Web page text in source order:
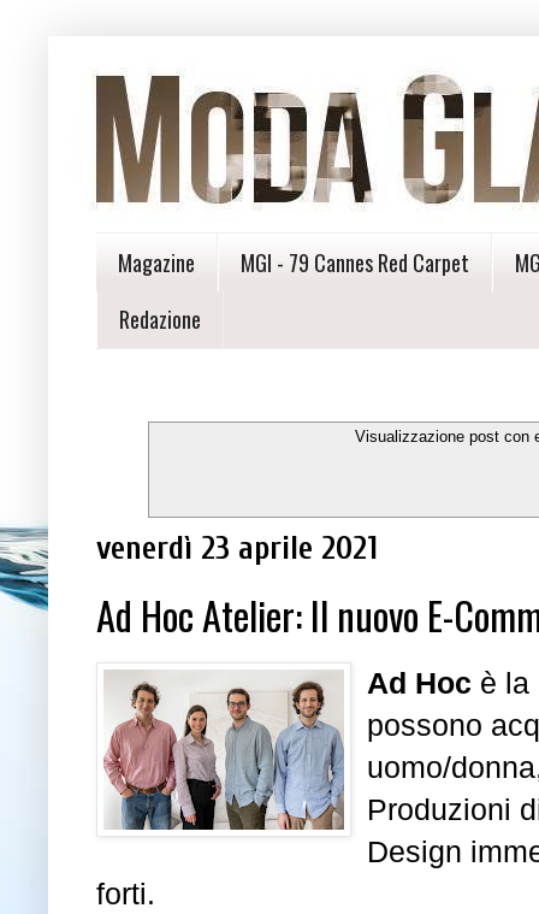
Magazine MGI - 79 Cannes Red Carpet
Redazione
Visualizzazione post con
venerdì 23 aprile 2021
Ad Hoc Atelier: Il nuovo E-
Ad Hoc è la
possono
uomo/
Produzioni
Design
forti.